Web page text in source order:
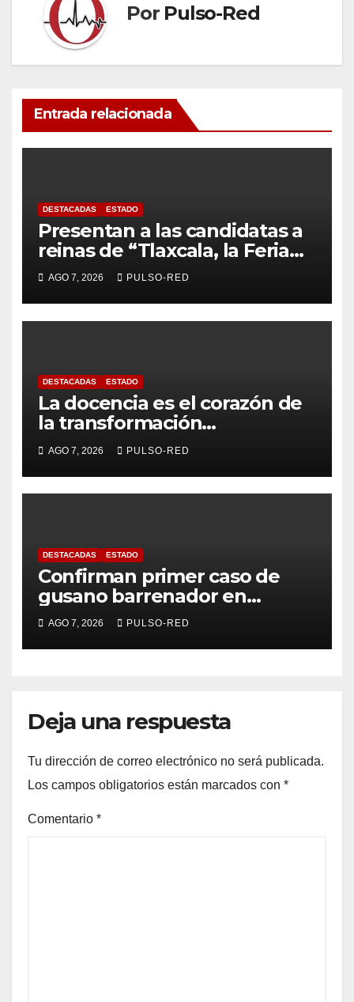
Por Pulso-Red
Entrada relacionada
DESTACADAS ESTADO
Presentan a las candidatas a
reinas de “Tlaxcala, la Feria
de Ferias 2026: La Flor
Tlaxcalteca”
AGO 7, 2026 PULSO-RED
DESTACADAS ESTADO
La docencia es el corazón de
la transformación
universitaria: Rector de la
UATx
AGO 7, 2026 PULSO-RED
DESTACADAS ESTADO
Confirman primer caso de
gusano barrenador en
humano en Tlaxcala
AGO 7, 2026 PULSO-RED
Deja una respuesta
Tu dirección de correo electrónico no será publicada.
Los campos obligatorios están marcados con *
Comentario *